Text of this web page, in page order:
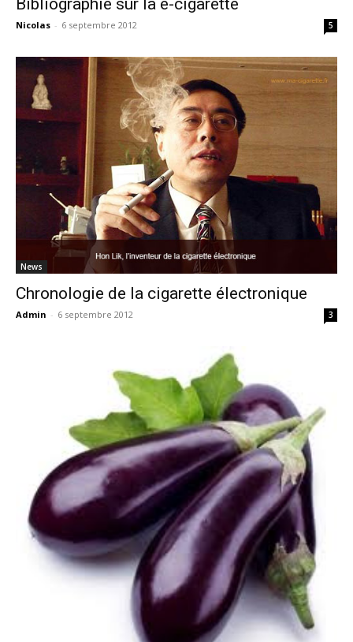
Bibliographie sur la e-cigarette
Nicolas - 6 septembre 2012 5
News
Chronologie de la cigarette électronique
Admin - 6 septembre 2012 3